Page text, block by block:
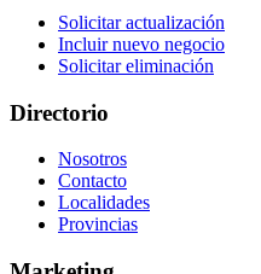
Solicitar actualización
Incluir nuevo negocio
Solicitar eliminación
Directorio
Nosotros
Contacto
Localidades
Provincias